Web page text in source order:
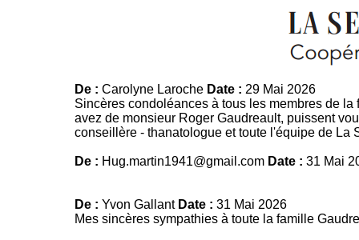
De : Carolyne Laroche Date : 29 Mai 2026
Sincères condoléances à tous les membres de
avez de monsieur Roger Gaudreault, puissent
conseillère - thanatologue et toute l'équipe de La
De : Hug.martin1941@gmail.com Date : 31 Mai
De : Yvon Gallant Date : 31 Mai 2026
Mes sincères sympathies à toute la famille